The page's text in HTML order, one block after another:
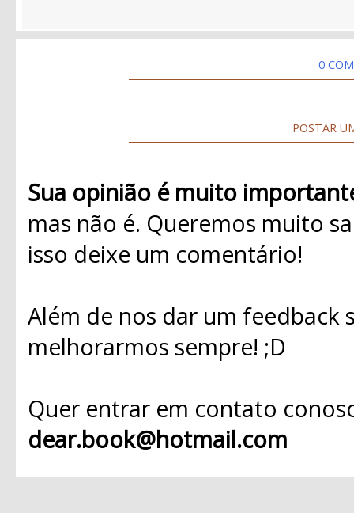
0
POSTAR
Sua opinião é muito
mas não é. Queremos muito
isso deixe um comentário!
Além de nos dar um
melhorarmos sempre! ;D
Quer entrar em contato
dear.book@hotmail.com